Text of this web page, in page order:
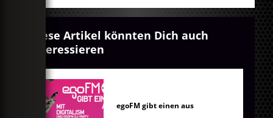
Diese Artikel könnten Dich auch
interessieren
egoFM gibt einen aus